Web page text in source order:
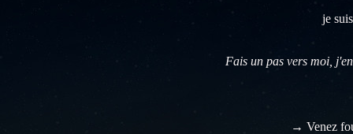
je
Fais un pas vers moi,
→ Venez